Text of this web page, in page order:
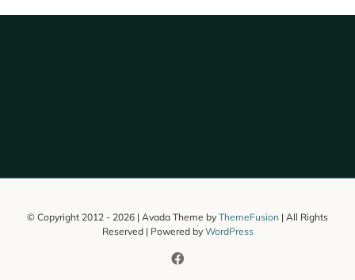
© Copyright 2012 - 2026 | Avada Theme by ThemeFusion | All Rights
Reserved | Powered by WordPress
Facebook